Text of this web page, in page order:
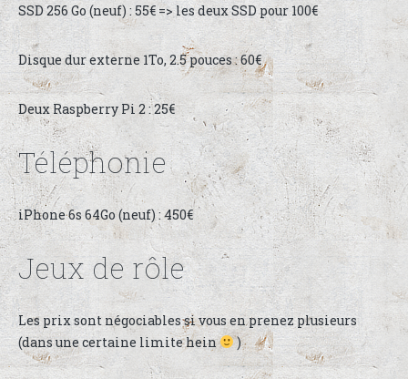
SSD 256 Go (neuf) : 55€ => les deux SSD pour 100€
Disque dur externe 1To, 2.5 pouces : 60€
Deux Raspberry Pi 2 : 25€
Téléphonie
iPhone 6s 64Go (neuf) : 450€
Jeux de rôle
Les prix sont négociables si vous en prenez plusieurs
(dans une certaine limite hein
)